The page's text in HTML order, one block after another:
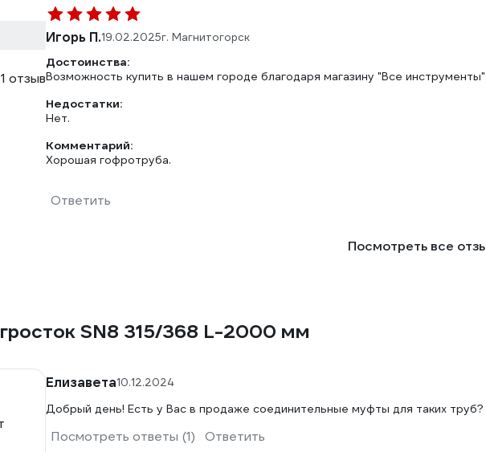
1 отзыв
Игорь П.19.02.2025г. Магнитогорск
Достоинства:
Возможность купить в нашем городе благодаря магазину "Все инструменты"
Недостатки:
Нет.
Комментарий:
Хорошая гофротруба.
Ответить
Посмотреть все
SN8 315/368 L-2000 мм
Елизавета10.12.2024
Добрый день! Есть у Вас в продаже соединительные муфты для таких труб?
Посмотреть ответы (1) Ответить